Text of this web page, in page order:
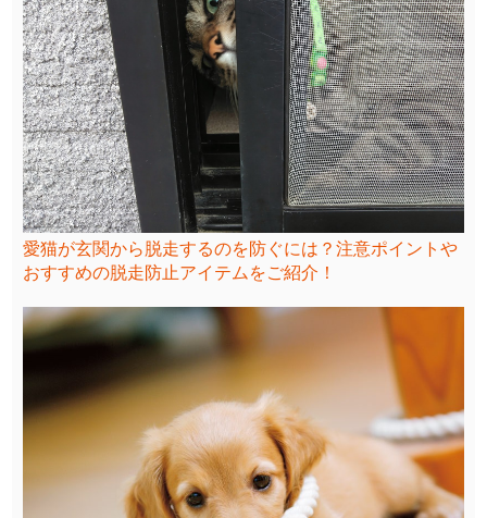
愛猫が玄関から脱走するのを防ぐには？注意ポイントや
おすすめの脱走防止アイテムをご紹介！